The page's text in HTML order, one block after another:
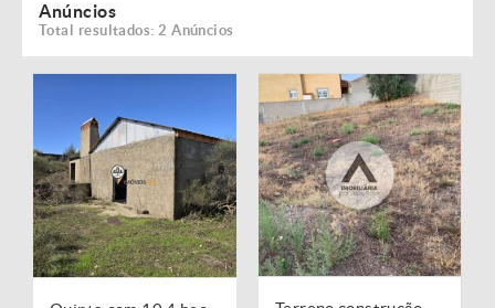
Anúncios
Total resultados: 2 Anúncios